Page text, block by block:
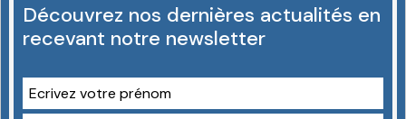
Découvrez nos dernières actualités en
recevant notre newsletter